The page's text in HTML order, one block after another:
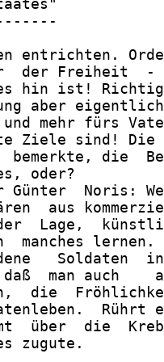
entrichten.
der Freiheit
hin ist!
aber
mehr fürs
Ziele sind!
bemerkte, die
oder?
Günter  Noris:
aus
Lage,
manches
Soldaten
man auch
die
Rührt
über  die
zugute.